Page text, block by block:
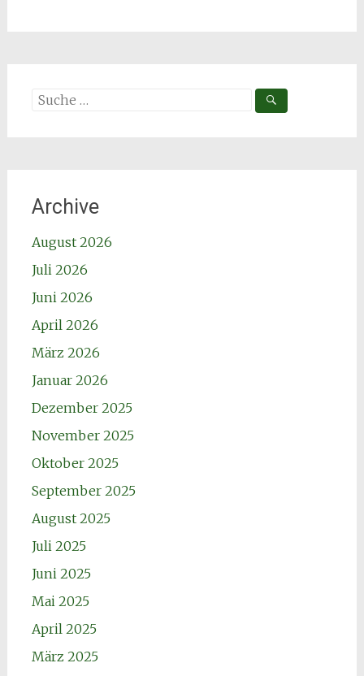
Suche
Archive
August 2026
Juli 2026
Juni 2026
April 2026
März 2026
Januar 2026
Dezember 2025
November 2025
Oktober 2025
September 2025
August 2025
Juli 2025
Juni 2025
Mai 2025
April 2025
März 2025